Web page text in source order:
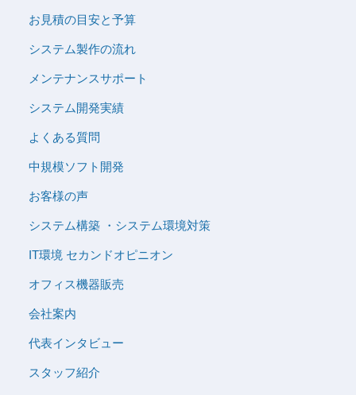
お見積の目安と予算
システム製作の流れ
メンテナンスサポート
システム開発実績
よくある質問
中規模ソフト開発
お客様の声
システム構築 ・システム環境対策
IT環境 セカンドオピニオン
オフィス機器販売
会社案内
代表インタビュー
スタッフ紹介